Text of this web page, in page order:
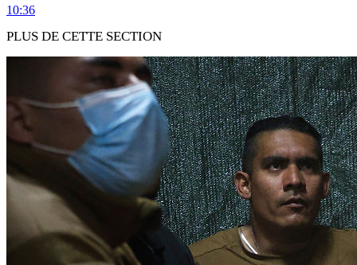
10:36
PLUS DE CETTE SECTION